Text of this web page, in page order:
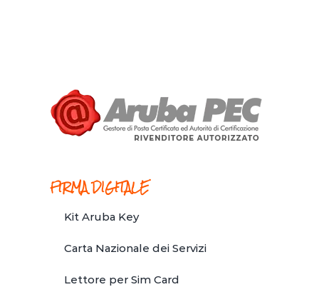
FIRMA DIGITALE
Kit Aruba Key
Carta Nazionale dei Servizi
Lettore per Sim Card